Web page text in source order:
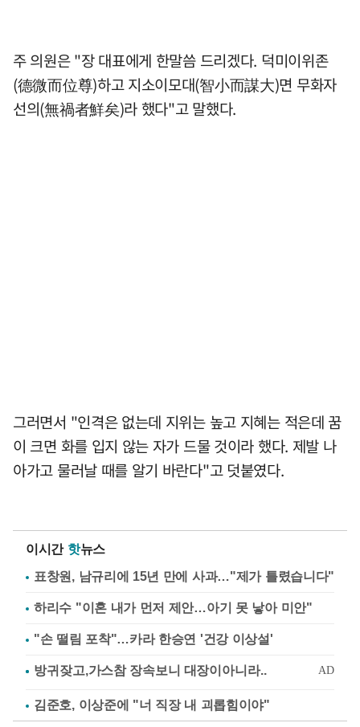
주 의원은 "장 대표에게 한말씀 드리겠다. 덕미이위존
(德微而位尊)하고 지소이모대(智小而謀大)면 무화자
선의(無禍者鮮矣)라 했다"고 말했다.
그러면서 "인격은 없는데 지위는 높고 지혜는 적은데 꿈
이 크면 화를 입지 않는 자가 드물 것이라 했다. 제발 나
아가고 물러날 때를 알기 바란다"고 덧붙였다.
이시간 핫뉴스
표창원, 남규리에 15년 만에 사과…"제가 틀렸습니다"
하리수 "이혼 내가 먼저 제안…아기 못 낳아 미안"
"손 떨림 포착"…카라 한승연 '건강 이상설'
김준호, 이상준에 "너 직장 내 괴롭힘이야"